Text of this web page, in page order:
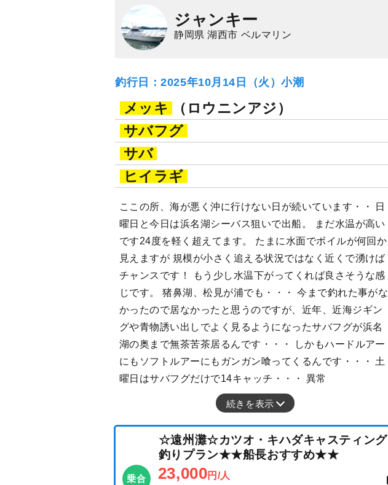
ジャンキー
静岡県 湖西市 ベルマリン
釣行日：2025年10月14日（火）小潮
メッキ
（ロウニンアジ）
サバフグ
サバ
ヒイラギ
ここの所、海が悪く沖に行けない日が続いています・・ 日
曜日と今日は浜名湖シーバス狙いで出船。 まだ水温が高い
です24度を軽く超えてます。 たまに水面でボイルが何回か
見えますが 規模が小さく追える状況ではなく近くで湧けば
チャンスです！ もう少し水温下がってくれば良さそうな感
じです。 猪鼻湖、松見が浦でも・・・ 今まで釣れた事がな
かったので居なかったと思うのですが、近年、近海ジギン
グや青物誘い出しでよく見るようになったサバフグが浜名
湖の奥まで無茶苦茶居るんです・・・ しかもハードルアー
にもソフトルアーにもガンガン喰ってくるんです・・・ 土
曜日はサバフグだけで14キャッチ・・・ 異常
続きを表示